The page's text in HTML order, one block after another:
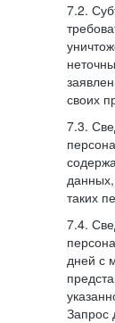
7.2.
своих
7.3.
таких
7.4.
дней с
Запрос